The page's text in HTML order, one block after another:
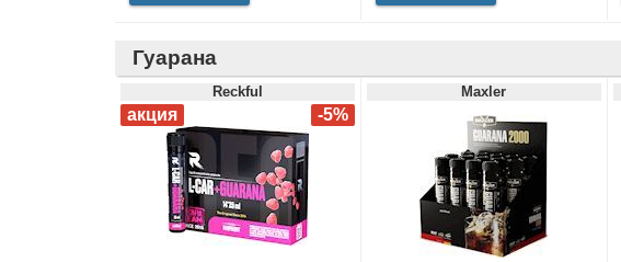
Гуарана
Reckful Maxler